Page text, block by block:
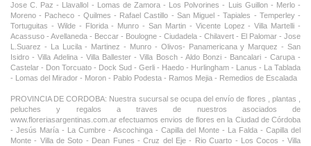
Jose C. Paz - Llavallol - Lomas de Zamora - Los Polvorines - Luis Guillon - Merlo -
Moreno - Pacheco - Quilmes - Rafael Castillo - San Miguel - Tapiales - Temperley -
Tortuguitas - Wilde - Florida - Munro - San Martin - Vicente Lopez - Villa Martelli -
Acassuso - Avellaneda - Beccar - Boulogne - Ciudadela - Chilavert - El Palomar - Jose
L.Suarez - La Lucila - Martinez - Munro - Olivos- Panamericana y Marquez - San
Isidro - Villa Adelina - Villa Ballester - Villa Bosch - Aldo Bonzi - Bancalari - Carupa -
Castelar - Don Torcuato - Dock Sud - Gerli - Haedo - Hurlingham - Lanus - La Tablada
- Lomas del Mirador - Moron - Pablo Podesta - Ramos Mejia - Remedios de Escalada
PROVINCIA DE CORDOBA: Nuestra sucursal se ocupa del envío de flores , plantas ,
peluches y regalos a traves de nuestros asociados de
www.floreriasargentinas.com.ar efectuamos envios de flores en la Ciudad de Córdoba
- Jesús María - La Cumbre - Ascochinga - Capilla del Monte - La Falda - Capilla del
Monte - Villa de Soto - Dean Funes - Cruz del Eje - Rio Cuarto - Los Cocos - Villa